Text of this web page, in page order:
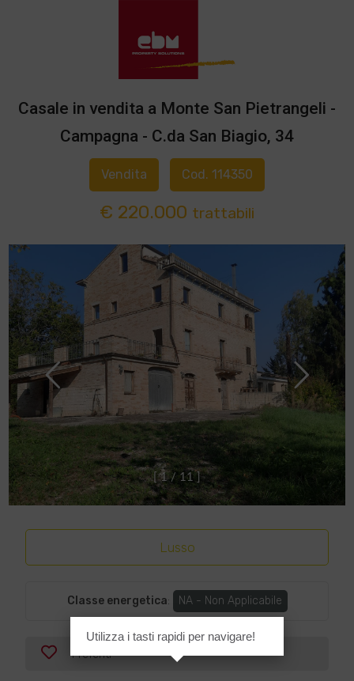
Casale in vendita a Monte San Pietrangeli -
Campagna - C.da San Biagio, 34
Vendita Cod. 114350
€ 220.000 trattabili
[ 1 / 11
Lusso
Classe energetica: NA - Non Applicabile
Preferiti
Utilizza i tasti rapidi per navigare!